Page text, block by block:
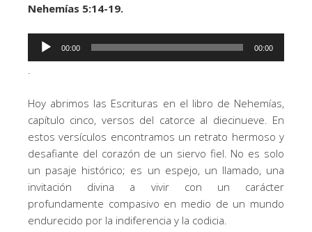
Nehemías 5:14-19.
Reproductor
audio
00:00 00:00
Hoy abrimos las Escrituras en el libro de Nehemías,
capítulo cinco, versos del catorce al diecinueve. En
estos versículos encontramos un retrato hermoso y
desafiante del corazón de un siervo fiel. No es solo
un pasaje histórico; es un espejo, un llamado, una
invitación divina a vivir con un carácter
profundamente compasivo en medio de un mundo
endurecido por la indiferencia y la codicia.